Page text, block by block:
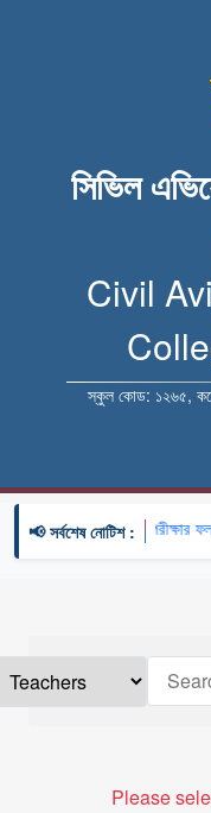
সিভিল
Civil
স্কুল কোড: ১২৬৫,
📢 সর্বশেষ নোটিশ :
নিয়োগ এর লিখিত পরীক্ষার
Please